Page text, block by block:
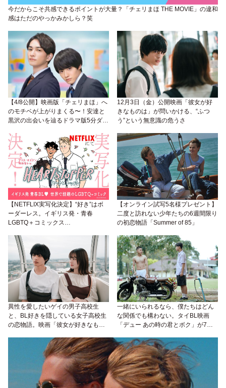
今だからこそ共感できるポイントが大量？「チェリまほ THE MOVIE」の違和
感はただのやっかみかしら？笑
【4/8公開】映画版「チェリまほ」へ
のモチベが上がりまくる〜！安達と
黒沢の出会いを辿るドラマ版5分ダイ
12月3日（金）公開映画「彼女が好
きなものは」が問いかける、“ふつ
う”という無意識の危うさ
【NETFLIX実写化決定】“好き”はボ
ーダーレス。イギリス発・青春
LGBTQ＋コミックス
ー3」が発売中！
【オンライン試写5名様プレゼント】
二度と訪れない少年たちの6週間限り
の初恋物語「Summer of 85」
異性を愛したいゲイの男子高校生
と、BL好きを隠している女子高校生
の恋物語。映画「彼女が好きなもの
一緒にいられるなら、僕たちはどん
な関係でも構わない。タイBL映画
「デュー あの時の君とボク」が7月2